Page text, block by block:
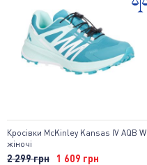
Кросівки McKinley Kansas IV AQB W
жіночі
2 299 грн 1 609 грн